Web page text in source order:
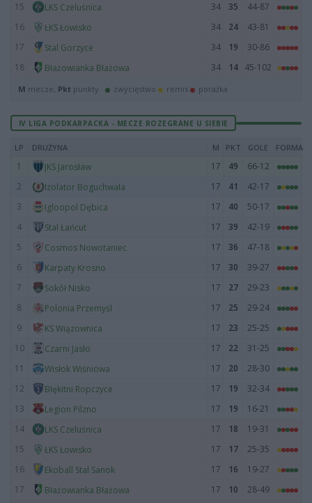
15
LKS Czeluśnica 34 35
44-87
16
ŁKS Łowisko 34 24
43-81
17
Stal Gorzyce 34 19
30-86
18
Błażowianka Błażowa 34 14 45-102
M mecze, Pkt punkty · zwycięstwo remis porażka
IV LIGA PODKARPACKA - MECZE ROZEGRANE U SIEBIE
LP DRUŻYNA M PKT GOLE FORMA
1 JKS Jarosław 17 49
66-12
2
Izolator Boguchwała 17 41
42-17
3
Igloopol Dębica 17 40
50-17
4
Stal Łańcut 17 39
42-19
5
Cosmos Nowotaniec 17 36
47-18
6
Karpaty Krosno 17 30
39-27
7
Sokół Nisko 17 27
29-23
8
Polonia Przemyśl 17 25
29-24
9
KS Wiązownica 17 23
25-25
10
Czarni Jasło 17 22
31-25
11
Wisłok Wiśniowa 17 20
28-30
12
Błękitni Ropczyce 17 19
32-34
13
Legion Pilzno 17 19
16-21
14
LKS Czeluśnica 17 18
19-31
15
ŁKS Łowisko 17 17
25-35
16
Ekoball Stal Sanok 17 16
19-27
17
Błażowianka Błażowa 17 10
28-49